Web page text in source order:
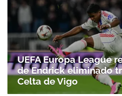
UEFA Europa League
de Endrick eliminado
Celta de Vigo